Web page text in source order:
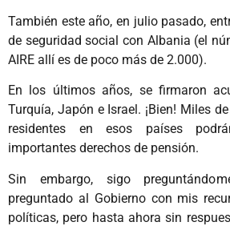
También este año, en julio pasado,
de seguridad social con Albania (el
AIRE allí es de poco más de 2.000).
En los últimos años, se firmaron
Turquía, Japón e Israel. ¡Bien! Miles
residentes en esos países
importantes derechos de pensión.
Sin embargo, sigo
preguntado al Gobierno con mis
políticas, pero hasta ahora sin